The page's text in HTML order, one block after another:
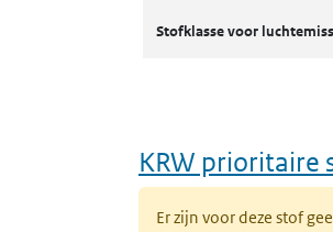
Stofklasse voor
KRW prioritaire
Er zijn voor deze stof